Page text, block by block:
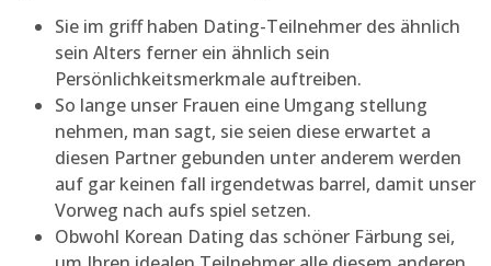
Sie im griff haben Dating-Teilnehmer des ähnlich
sein Alters ferner ein ähnlich sein
Persönlichkeitsmerkmale auftreiben.
So lange unser Frauen eine Umgang stellung
nehmen, man sagt, sie seien diese erwartet a
diesen Partner gebunden unter anderem werden
auf gar keinen fall irgendetwas barrel, damit unser
Vorweg nach aufs spiel setzen.
Obwohl Korean Dating das schöner Färbung sei,